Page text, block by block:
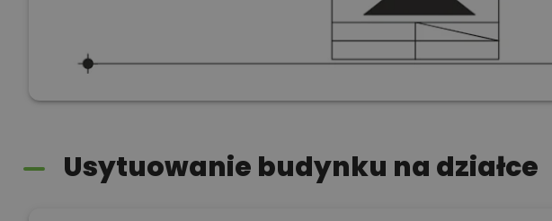
Usytuowanie budynku na działce